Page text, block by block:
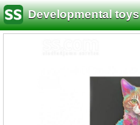
Developmental toys